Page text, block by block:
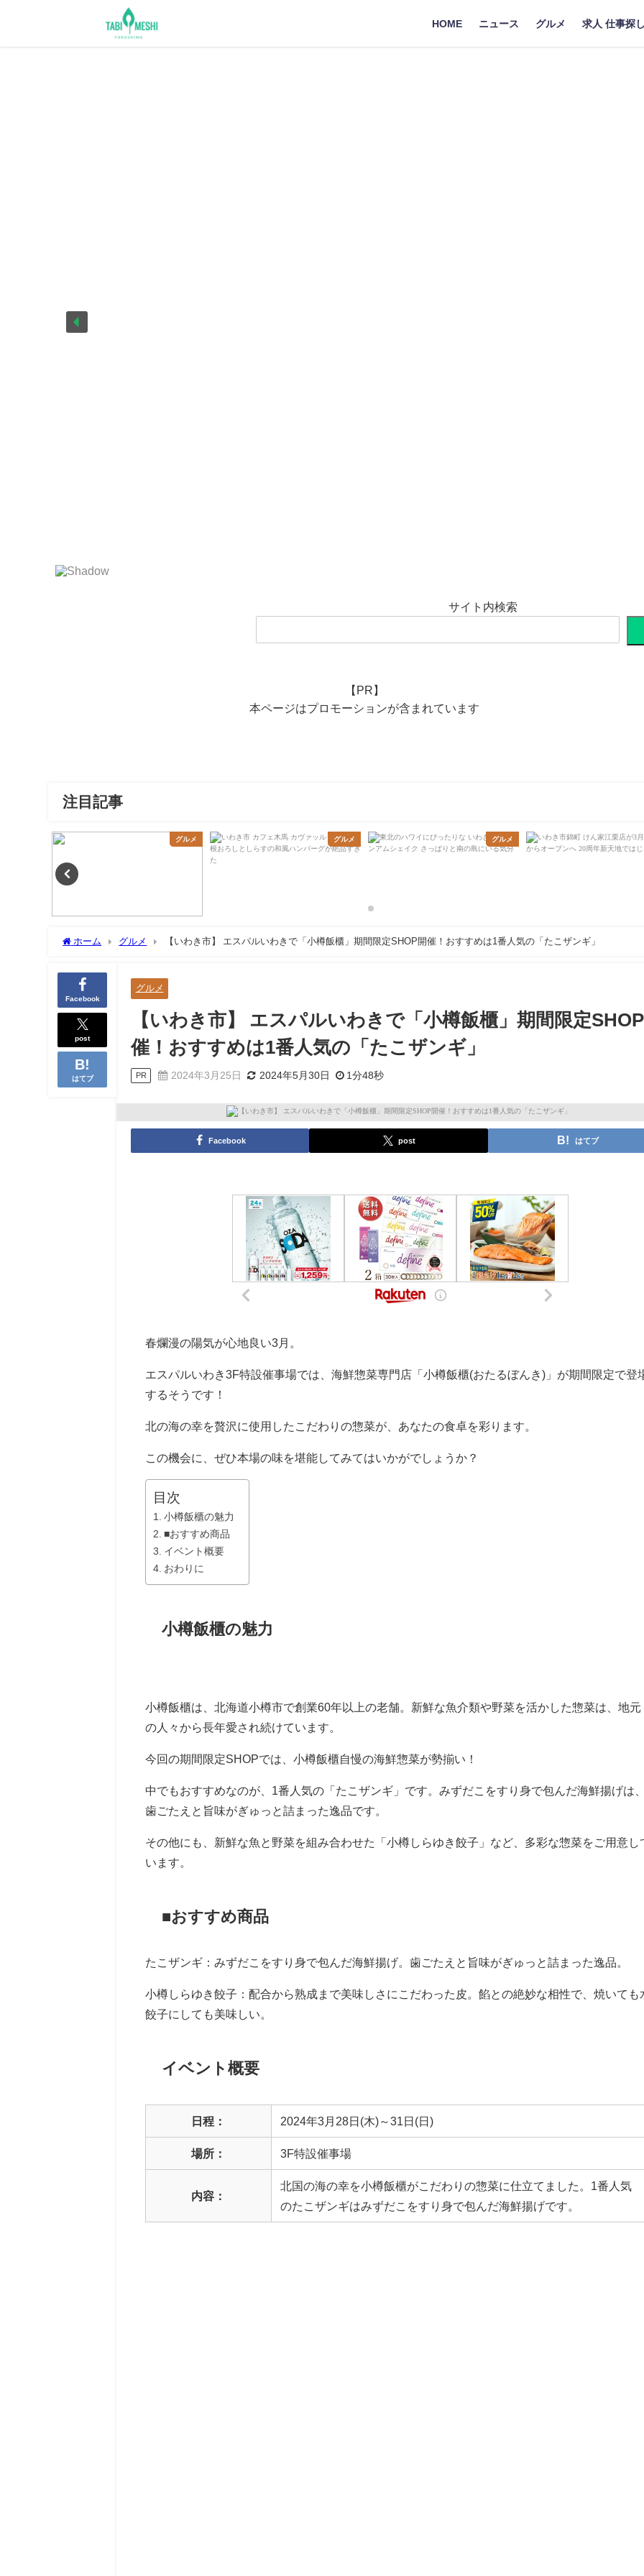
HOME ニュース グルメ 求人 仕事探
サイト内検索
【PR】
本ページはプロモーションが含まれています
注目記事
グルメ グルメ グルメ
ホーム グルメ 【いわき市】 エスパルいわきで「小樽飯櫃」期間限定SHOP開催！おすすめは1番人気の「たこザンギ」
Facebook
post
はてブ
グルメ
【いわき市】 エスパルいわきで「小樽飯櫃」期間限定
催！おすすめは1番人気の「たこザンギ」
PR 2024年3月25日 2024年5月30日 1分48秒
Facebook post はてブ
春爛漫の陽気が心地良い3月。
エスパルいわき3F特設催事場では、海鮮惣菜専門店「小樽飯櫃(おたるぼんき)」が期間限定で登
するそうです！
北の海の幸を贅沢に使用したこだわりの惣菜が、あなたの食卓を彩ります。
この機会に、ぜひ本場の味を堪能してみてはいかがでしょうか？
目次
小樽飯櫃の魅力
■おすすめ商品
イベント概要
おわりに
小樽飯櫃の魅力
小樽飯櫃は、北海道小樽市で創業60年以上の老舗。新鮮な魚介類や野菜を活かした惣菜は、地元
の人々から長年愛され続けています。
今回の期間限定SHOPでは、小樽飯櫃自慢の海鮮惣菜が勢揃い！
中でもおすすめなのが、1番人気の「たこザンギ」です。みずだこをすり身で包んだ海鮮揚げは
歯ごたえと旨味がぎゅっと詰まった逸品です。
その他にも、新鮮な魚と野菜を組み合わせた「小樽しらゆき餃子」など、多彩な惣菜をご用意し
います。
■おすすめ商品
たこザンギ：みずだこをすり身で包んだ海鮮揚げ。歯ごたえと旨味がぎゅっと詰まった逸品。
小樽しらゆき餃子：配合から熟成まで美味しさにこだわった皮。餡との絶妙な相性で、焼いても
餃子にしても美味しい。
イベント概要
日程： 2024年3月28日(木)～31日(日)
場所： 3F特設催事場
内容：
北国の海の幸を小樽飯櫃がこだわりの惣菜に仕立てました。1番人気
のたこザンギはみずだこをすり身で包んだ海鮮揚げです。